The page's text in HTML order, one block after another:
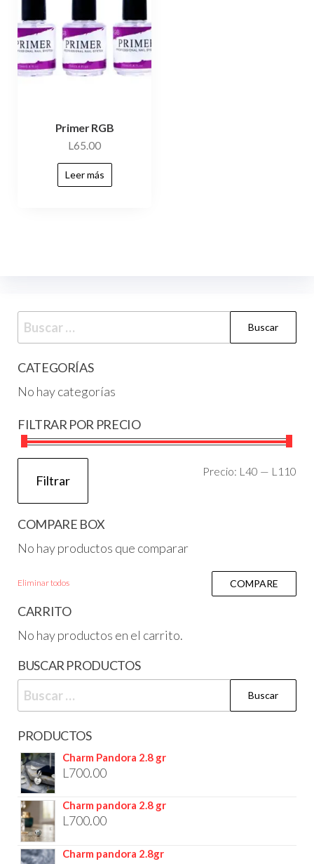
Primer RGB
L65.00
Leer más
CATEGORÍAS
No hay categorías
FILTRAR POR PRECIO
Filtrar
Precio: L40 — L110
COMPARE BOX
No hay productos que comparar
Eliminar todos COMPARE
CARRITO
No hay productos en el carrito.
BUSCAR PRODUCTOS
PRODUCTOS
Charm Pandora 2.8 gr
L 700.00
Charm pandora 2.8 gr
L 700.00
Charm pandora 2.8gr